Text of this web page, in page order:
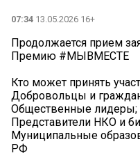
07:34 13.05.2026 16+
Продолжается прием
Премию #МЫВМЕСТЕ
Кто может принять
Добровольцы и
Общественные лидеры;
Представители НКО и
Муниципальные
РФ